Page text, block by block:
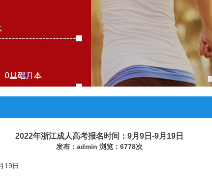
2022年浙江成人高考报名时间：9月9日-9月19日
发布：admin 浏览：6778次
19日